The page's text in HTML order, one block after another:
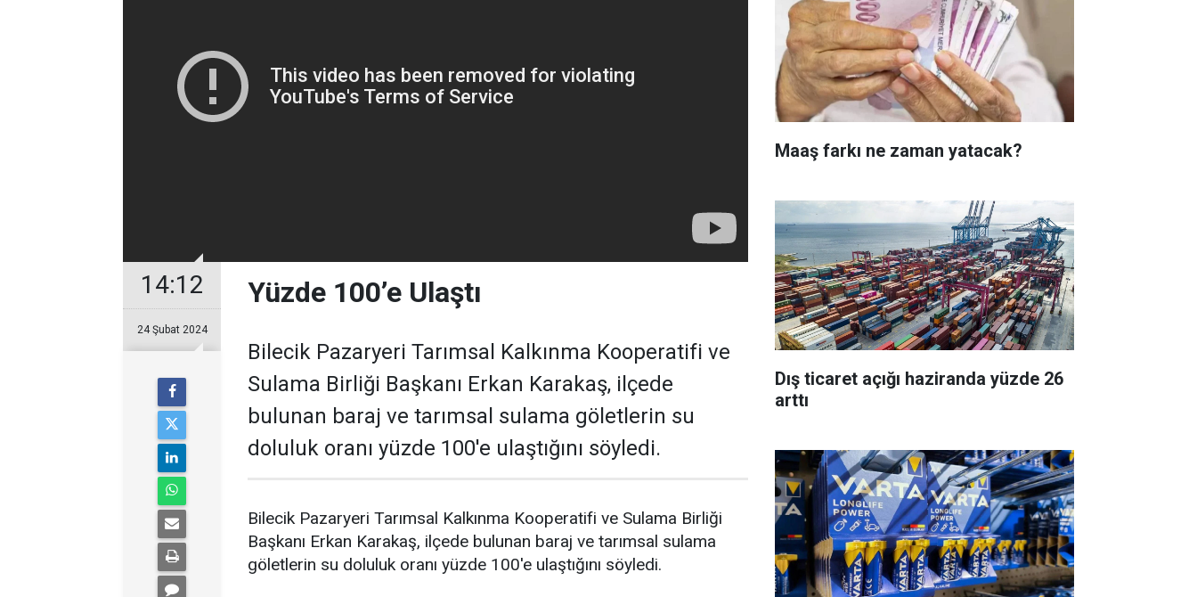
14:12
24 Şubat 2024
Yüzde 100’e Ulaştı
Bilecik Pazaryeri Tarımsal Kalkınma Kooperatifi ve
Sulama Birliği Başkanı Erkan Karakaş, ilçede
bulunan baraj ve tarımsal sulama göletlerin su
doluluk oranı yüzde 100'e ulaştığını söyledi.
Bilecik Pazaryeri Tarımsal Kalkınma Kooperatifi ve Sulama Birliği
Başkanı Erkan Karakaş, ilçede bulunan baraj ve tarımsal sulama
göletlerin su doluluk oranı yüzde 100'e ulaştığını söyledi.
Maaş farkı ne zaman yatacak?
Dış ticaret açığı haziranda yüzde 26
arttı